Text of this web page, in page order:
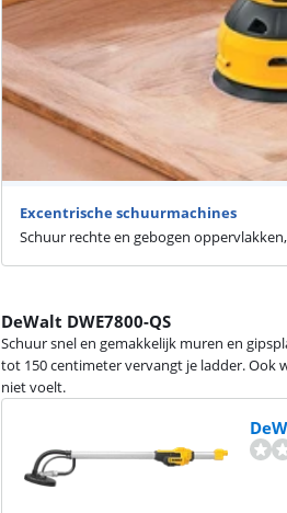
Excentrische schuurmachines
Schuur rechte en gebogen
DeWalt DWE7800-QS
Schuur snel en gemakkelijk muren en
tot 150 centimeter vervangt je ladder. Ook
niet voelt.